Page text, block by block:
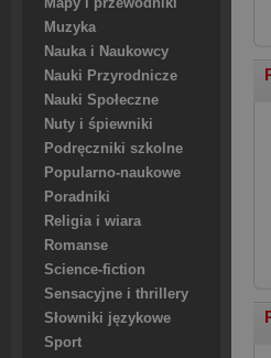
Mapy i przewodniki
Muzyka
Nauka i Naukowcy
Nauki Przyrodnicze
Nauki Społeczne
Nuty i śpiewniki
Podręczniki szkolne
Popularno-naukowe
Poradniki
Religia i wiara
Romanse
Science-fiction
Sensacyjne i thrillery
Słowniki językowe
Sport